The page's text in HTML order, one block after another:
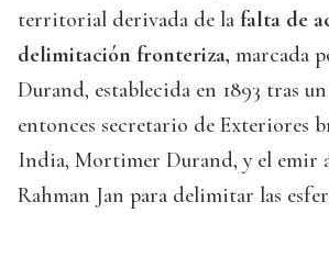
territorial derivada de la falta de
delimitación fronteriza, marcada
Durand, establecida en 1893 tras
entonces secretario de Exteriores
India, Mortimer Durand, y el emir
Rahman Jan para delimitar las